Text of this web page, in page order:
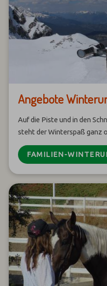
Angebote
Auf die Piste und in den
steht der Winterspaß ganz
FAMILIEN-